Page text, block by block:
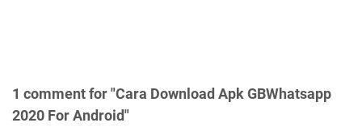
1 comment for "Cara Download Apk GBWhatsapp
2020 For Android"